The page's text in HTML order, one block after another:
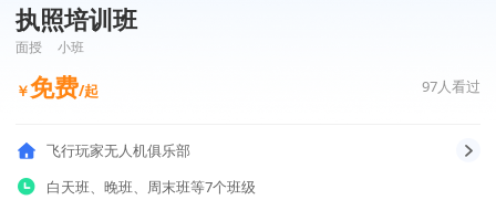
执照培训班
面授 小班
￥免费/起 97人看过
飞行玩家无人机俱乐部
白天班
晚班 周末班等7个班级